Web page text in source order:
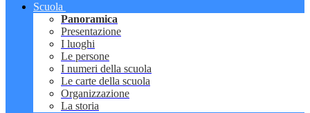
Scuola
Panoramica
Presentazione
I luoghi
Le persone
I numeri della scuola
Le carte della scuola
Organizzazione
La storia